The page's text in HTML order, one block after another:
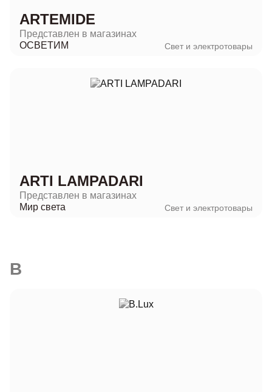
ARTEMIDE
Представлен в магазинах
ОСВЕТИМ
Свет и электротовары
ARTI LAMPADARI
Представлен в магазинах
Мир света
Свет и электротовары
B